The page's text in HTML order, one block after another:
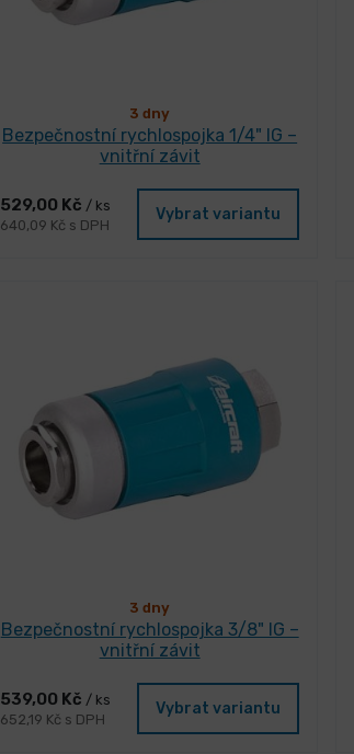
3 dny
Bezpečnostní rychlospojka 1/4" IG –
vnitřní závit
529,00 Kč / ks
640,09 Kč s DPH
Vybrat variantu
3 dny
Bezpečnostní rychlospojka 3/8" IG –
vnitřní závit
539,00 Kč / ks
652,19 Kč s DPH
Vybrat variantu